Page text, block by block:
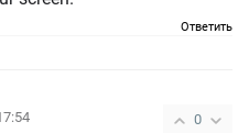
Ответить
0